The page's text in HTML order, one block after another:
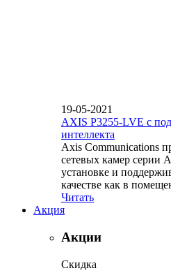
19-05-2021
AXIS P3255-LVE с
интеллекта
Axis Communications
сетевых камер серии
установке и
качестве как в
Читать
Акция
Акции
Скидка